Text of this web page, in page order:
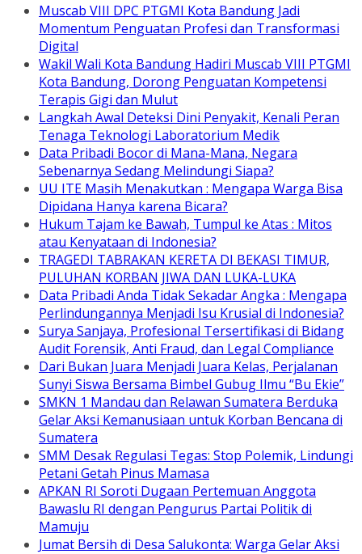
Muscab VIII DPC PTGMI Kota Bandung Jadi
Momentum Penguatan Profesi dan Transformasi
Digital
Wakil Wali Kota Bandung Hadiri Muscab VIII PTGMI
Kota Bandung, Dorong Penguatan Kompetensi
Terapis Gigi dan Mulut
Langkah Awal Deteksi Dini Penyakit, Kenali Peran
Tenaga Teknologi Laboratorium Medik
Data Pribadi Bocor di Mana-Mana, Negara
Sebenarnya Sedang Melindungi Siapa?
UU ITE Masih Menakutkan : Mengapa Warga Bisa
Dipidana Hanya karena Bicara?
Hukum Tajam ke Bawah, Tumpul ke Atas : Mitos
atau Kenyataan di Indonesia?
TRAGEDI TABRAKAN KERETA DI BEKASI TIMUR,
PULUHAN KORBAN JIWA DAN LUKA-LUKA
Data Pribadi Anda Tidak Sekadar Angka : Mengapa
Perlindungannya Menjadi Isu Krusial di Indonesia?
Surya Sanjaya, Profesional Tersertifikasi di Bidang
Audit Forensik, Anti Fraud, dan Legal Compliance
Dari Bukan Juara Menjadi Juara Kelas, Perjalanan
Sunyi Siswa Bersama Bimbel Gubug Ilmu “Bu Ekie”
SMKN 1 Mandau dan Relawan Sumatera Berduka
Gelar Aksi Kemanusiaan untuk Korban Bencana di
Sumatera
SMM Desak Regulasi Tegas: Stop Polemik, Lindungi
Petani Getah Pinus Mamasa
APKAN RI Soroti Dugaan Pertemuan Anggota
Bawaslu RI dengan Pengurus Partai Politik di
Mamuju
Jumat Bersih di Desa Salukonta: Warga Gelar Aksi